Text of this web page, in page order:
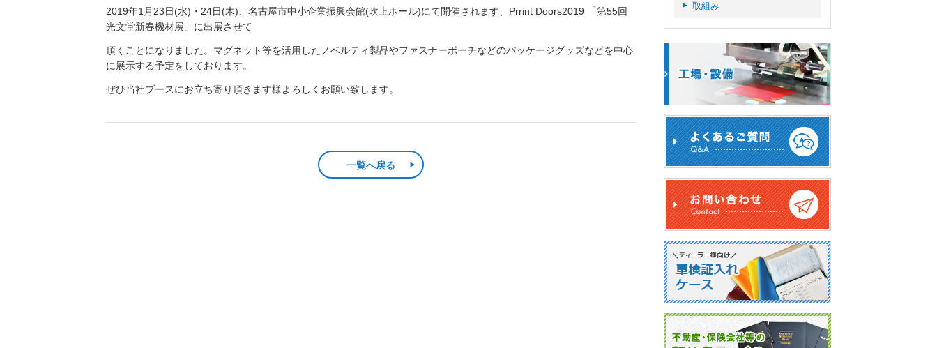
2019年1月23日(水)・24日(木)、名古屋市中小企業振興会館(吹上ホール)にて開催されます、Prrint Doors2019 「第55回
光文堂新春機材展」に出展させて
頂くことになりました。マグネット等を活用したノベルティ製品やファスナーポーチなどのパッケージグッズなどを中心
に展示する予定をしております。
ぜひ当社ブースにお立ち寄り頂きます様よろしくお願い致します。
一覧へ戻る
取組み